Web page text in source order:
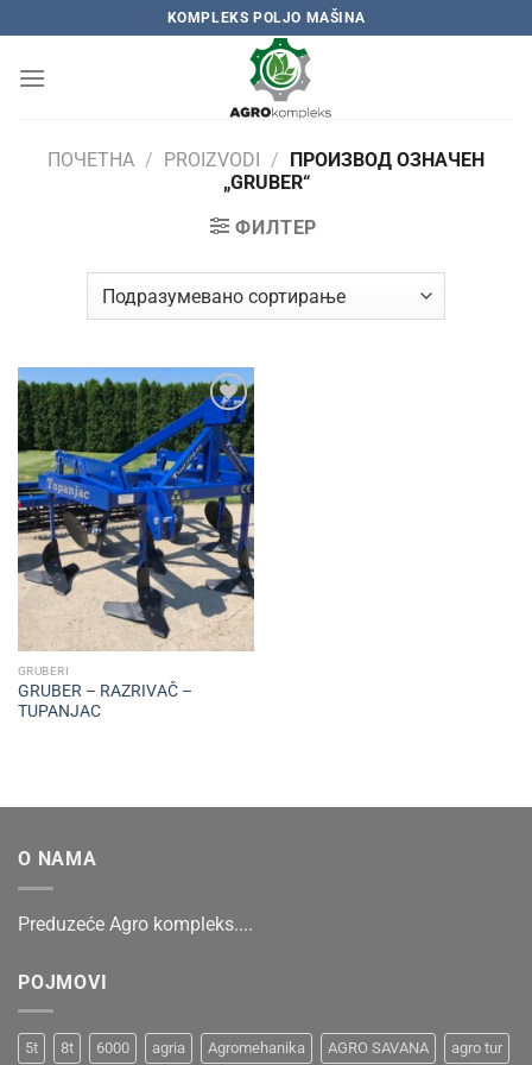
to
content
KOMPLEKS POLJO MAŠINA
ПОЧЕТНА / PROIZVODI / ПРОИЗВОД OЗНАЧЕН
„GRUBER“
ФИЛТЕР
Add to
wishlist
GRUBERI
GRUBER – RAZRIVAČ –
TUPANJAC
O NAMA
Preduzeće Agro kompleks....
POJMOVI
5t 8t 6000 agria Agromehanika AGRO SAVANA agro tur